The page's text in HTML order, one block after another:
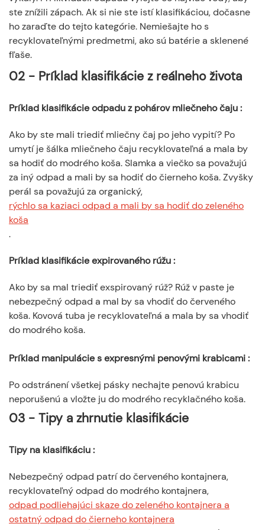
ste znížili zápach. Ak si nie ste istí klasifikáciou, dočasne
ho zaraďte do tejto kategórie. Nemiešajte ho s
recyklovateľnými predmetmi, ako sú batérie a sklenené
fľaše.
02 - Príklad klasifikácie z reálneho života
Príklad klasifikácie odpadu z pohárov mliečneho čaju:
Ako by ste mali triediť mliečny čaj po jeho vypití? Po
umytí je šálka mliečneho čaju recyklovateľná a mala by
sa hodiť do modrého koša. Slamka a viečko sa považujú
za iný odpad a mali by sa hodiť do čierneho koša. Zvyšky
perál sa považujú za organický,
rýchlo sa kaziaci odpad a mali by sa hodiť do zeleného
koša
.
Príklad klasifikácie expirovaného rúžu:
Ako by sa mal triediť exspirovaný rúž? Rúž v paste je
nebezpečný odpad a mal by sa vhodiť do červeného
koša. Kovová tuba je recyklovateľná a mala by sa vhodiť
do modrého koša.
Príklad manipulácie s expresnými penovými krabicami:
Po odstránení všetkej pásky nechajte penovú krabicu
neporušenú a vložte ju do modrého recyklačného koša.
03 - Tipy a zhrnutie klasifikácie
Tipy na klasifikáciu:
Nebezpečný odpad patrí do červeného kontajnera,
recyklovateľný odpad do modrého kontajnera,
odpad podliehajúci skaze do zeleného kontajnera a
ostatný odpad do čierneho kontajnera